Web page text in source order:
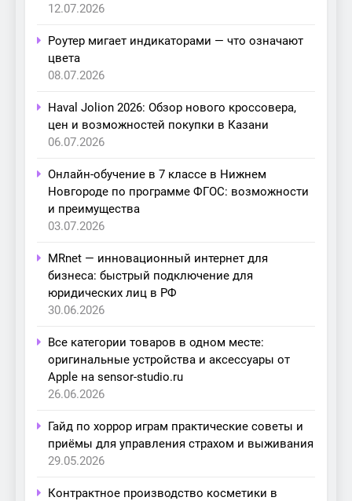
12.07.2026
Роутер мигает индикаторами — что означают
цвета
08.07.2026
Haval Jolion 2026: Обзор нового кроссовера,
цен и возможностей покупки в Казани
06.07.2026
Онлайн-обучение в 7 классе в Нижнем
Новгороде по программе ФГОС: возможности
и преимущества
03.07.2026
MRnet — инновационный интернет для
бизнеса: быстрый подключение для
юридических лиц в РФ
30.06.2026
Все категории товаров в одном месте:
оригинальные устройства и аксессуары от
Apple на sensor-studio.ru
26.06.2026
Гайд по хоррор играм практические советы и
приёмы для управления страхом и выживания
29.05.2026
Контрактное производство косметики в